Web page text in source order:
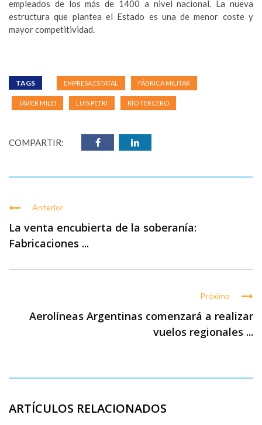
empleados de los más de 1400 a nivel nacional. La nueva
estructura que plantea el Estado es una de menor coste y
mayor competitividad.
TAGS EMPRESA ESTATAL FÁBRICA MILITAR
JAVIER MILEI LUIS PETRI RÍO TERCERO
COMPARTIR:
Anterior
La venta encubierta de la soberanía:
Fabricaciones ...
Próximo
Aerolíneas Argentinas comenzará a realizar
vuelos regionales ...
ARTÍCULOS RELACIONADOS